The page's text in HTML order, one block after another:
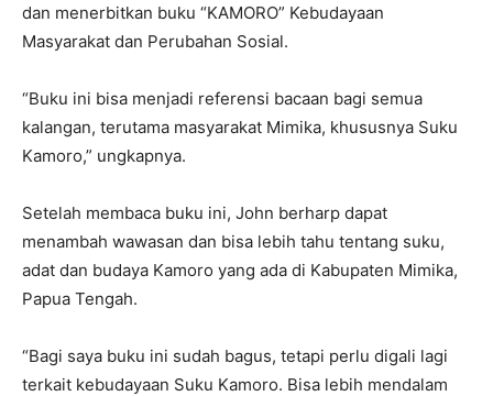
dan menerbitkan buku “KAMORO” Kebudayaan
Masyarakat dan Perubahan Sosial.
“Buku ini bisa menjadi referensi bacaan bagi semua
kalangan, terutama masyarakat Mimika, khususnya Suku
Kamoro,” ungkapnya.
Setelah membaca buku ini, John berharp dapat
menambah wawasan dan bisa lebih tahu tentang suku,
adat dan budaya Kamoro yang ada di Kabupaten Mimika,
Papua Tengah.
“Bagi saya buku ini sudah bagus, tetapi perlu digali lagi
terkait kebudayaan Suku Kamoro. Bisa lebih mendalam